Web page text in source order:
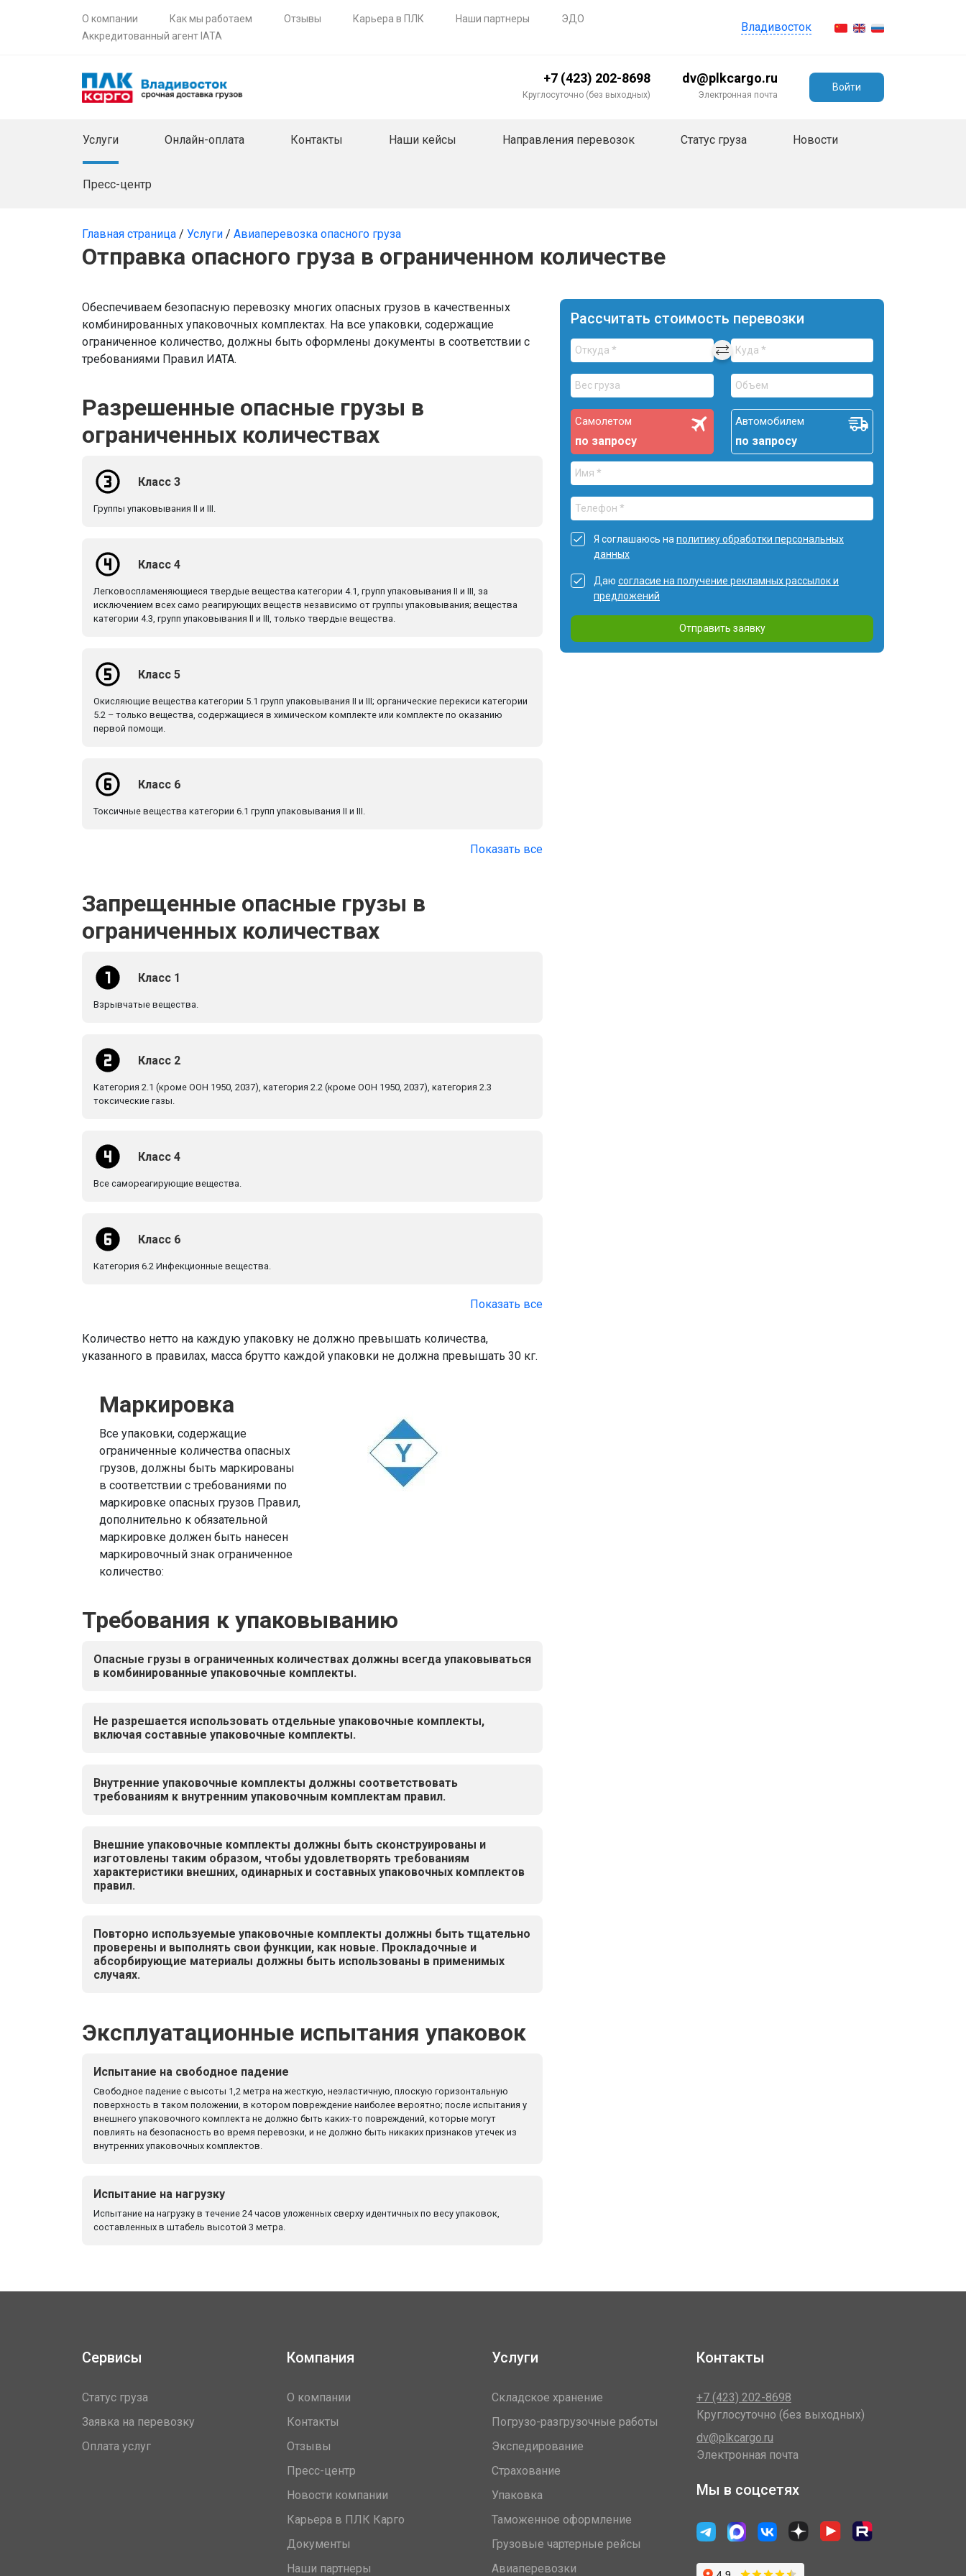
О компании Как мы работаем Отзывы Карьера в ПЛК Наши партнеры
ЭДО
Аккредитованный агент IATA
Владивосток
+7 (423) 202-8698
Круглосуточно (без выходных)
dv@plkcargo.ru
Электронная почта
Войти
Услуги Онлайн-оплата Контакты Наши кейсы Направления перевозок Статус груза Новости
Пресс-центр
Главная страница / Услуги / Авиаперевозка опасного груза
Отправка опасного груза в ограниченном количестве
Обеспечиваем безопасную перевозку многих опасных грузов в качественных
комбинированных упаковочных комплектах. На все упаковки, содержащие
ограниченное количество, должны быть оформлены документы в соответствии с
требованиями Правил ИАТА.
Разрешенные опасные грузы в
ограниченных количествах
Класс 3
Группы упаковывания II и III.
Класс 4
Легковоспламеняющиеся твердые вещества категории 4.1, групп упаковывания II и III, за
исключением всех само реагирующих веществ независимо от группы упаковывания; вещества
категории 4.3, групп упаковывания II и III, только твердые вещества.
Класс 5
Окисляющие вещества категории 5.1 групп упаковывания II и III; органические перекиси категории
5.2 – только вещества, содержащиеся в химическом комплекте или комплекте по оказанию
первой помощи.
Класс 6
Токсичные вещества категории 6.1 групп упаковывания II и III.
Показать все
Запрещенные опасные грузы в
ограниченных количествах
Класс 1
Взрывчатые вещества.
Класс 2
Категория 2.1 (кроме ООН 1950, 2037), категория 2.2 (кроме ООН 1950, 2037), категория 2.3
токсические газы.
Класс 4
Все самореагирующие вещества.
Класс 6
Категория 6.2 Инфекционные вещества.
Показать все
Количество нетто на каждую упаковку не должно превышать количества,
указанного в правилах, масса брутто каждой упаковки не должна превышать 30 кг.
Маркировка
Все упаковки, содержащие
ограниченные количества опасных
грузов, должны быть маркированы
в соответствии с требованиями по
маркировке опасных грузов Правил,
дополнительно к обязательной
маркировке должен быть нанесен
маркировочный знак ограниченное
количество:
Требования к упаковыванию
Опасные грузы в ограниченных количествах должны всегда упаковываться
в комбинированные упаковочные комплекты.
Не разрешается использовать отдельные упаковочные комплекты,
включая составные упаковочные комплекты.
Внутренние упаковочные комплекты должны соответствовать
требованиям к внутренним упаковочным комплектам правил.
Внешние упаковочные комплекты должны быть сконструированы и
изготовлены таким образом, чтобы удовлетворять требованиям
характеристики внешних, одинарных и составных упаковочных комплектов
правил.
Повторно используемые упаковочные комплекты должны быть тщательно
проверены и выполнять свои функции, как новые. Прокладочные и
абсорбирующие материалы должны быть использованы в применимых
случаях.
Эксплуатационные испытания упаковок
Испытание на свободное падение
Свободное падение с высоты 1,2 метра на жесткую, неэластичную, плоскую горизонтальную
поверхность в таком положении, в котором повреждение наиболее вероятно; после испытания у
внешнего упаковочного комплекта не должно быть каких-то повреждений, которые могут
повлиять на безопасность во время перевозки, и не должно быть никаких признаков утечек из
внутренних упаковочных комплектов.
Испытание на нагрузку
Испытание на нагрузку в течение 24 часов уложенных сверху идентичных по весу упаковок,
составленных в штабель высотой 3 метра.
Рассчитать стоимость перевозки
Самолетом
по запросу
Автомобилем
по запросу
Я соглашаюсь на политику обработки персональных
данных
Даю согласие на получение рекламных рассылок и
предложений
Отправить заявку
Сервисы
Статус груза
Заявка на перевозку
Оплата услуг
Компания
О компании
Контакты
Отзывы
Пресс-центр
Новости компании
Карьера в ПЛК Карго
Документы
Наши партнеры
Услуги
Складское хранение
Погрузо-разгрузочные работы
Экспедирование
Страхование
Упаковка
Таможенное оформление
Грузовые чартерные рейсы
Авиаперевозки
Контакты
+7 (423) 202-8698
Круглосуточно (без выходных)
dv@plkcargo.ru
Электронная почта
Мы в соцсетях